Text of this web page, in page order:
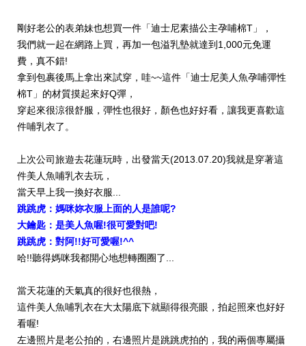
剛好老公的表弟妹也想買一件「迪士尼素描公主孕哺棉T 」，
我們就一起在網路上買，再加一包溢乳墊就達到1,000元免運
費，真不錯!
拿到包裹後馬上拿出來試穿，哇~~這件「迪士尼美人魚孕哺彈性
棉T」的材質摸起來好Q彈，
穿起來很涼很舒服，彈性也很好，顏色也好好看，讓我更喜歡這
件哺乳衣了。
上次公司旅遊去花蓮玩時，出發當天(2013.07.20)我就是穿著這
件美人魚哺乳衣去玩，
當天早上我一換好衣服...
跳跳虎：媽咪妳衣服上面的人是誰呢?
大鑰匙：是美人魚喔!很可愛對吧!
跳跳虎：對阿!!好可愛喔!^^
哈!!聽得媽咪我都開心地想轉圈圈了...
當天花蓮的天氣真的很好也很熱，
這件美人魚哺乳衣在大太陽底下就顯得很亮眼，拍起照來也好好
看喔!
左邊照片是老公拍的，右邊照片是跳跳虎拍的，我的兩個專屬攝